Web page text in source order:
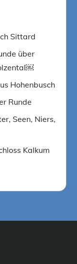
Sittard
über
Hohenbusch
Runde
Seen, Niers,
Kalkum